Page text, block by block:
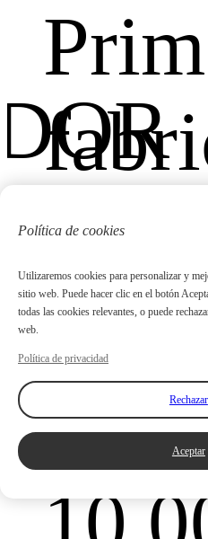
Política de cookies
Utilizaremos cookies para personalizar y
sitio web. Puede hacer clic en el botón
todas las cookies relevantes, o puede
web.
Política de privacidad
Rechazar
Aceptar